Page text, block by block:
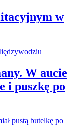
w
W aucie
i puszkę po